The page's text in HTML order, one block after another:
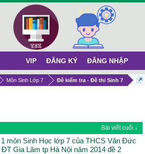
Môn Sinh Lớp 7 Đề kiểm tra - Đề thi Sinh 7
Bài viết cuối ↓
môn Sinh Học lớp 7 của THCS Văn Đức
Gia Lâm tp Hà Nội năm 2014 đề 2
VIP ĐĂNG KÝ ĐĂNG NHẬP